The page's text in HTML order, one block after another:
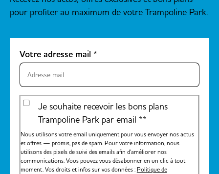
pour profiter au maximum de votre Trampoline Park.
Votre adresse mail *
Je souhaite recevoir les bons plans
Trampoline Park par email **
Nous utilisons votre email uniquement pour vous envoyer nos actus
et offres — promis, pas de spam. Pour votre information, nous
utilisons des pixels de suivi des emails afin d'améliorer nos
communications. Vous pouvez vous désabonner en un clic à tout
moment. Vos droits et infos sur vos données : Politique de